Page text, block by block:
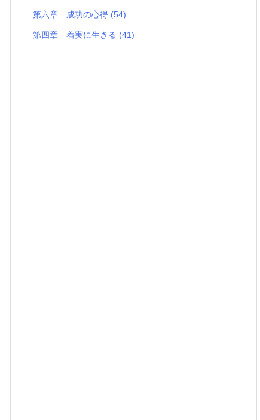
第六章 成功の心得 (54)
第四章 着実に生きる (41)